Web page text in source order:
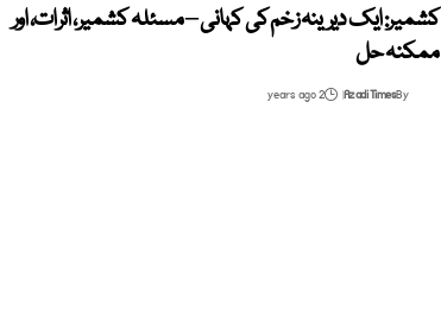
کشمیر: ایک دیرینہ زخم کی کہانی – مسئلہ کشمیر، اثرات، اور
ممکنہ حل
By
Azadi Times
2 years ago